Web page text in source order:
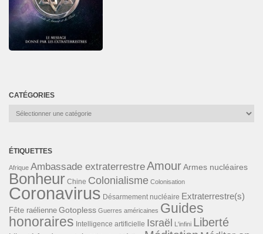
CATÉGORIES
Catégories
ÉTIQUETTES
Afrique Ambassade extraterrestreAmourArmes nucléaires
Bonheur Chine Colonialisme Colonisation
Coronavirus Désarmement nucléaire Extraterrestre(s)
Fête raélienne Gotopless Guerres américaines Guides
honoraires Intelligence artificielle Israël L'infini Liberté